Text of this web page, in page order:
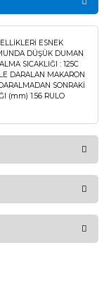
ESNEK
DÜŞÜK DUMAN
SICAKLIĞI : 125C
DARALAN MAKARON
SONRAKİ
(mm) 1.56 RULO